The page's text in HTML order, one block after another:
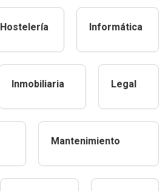
Hostelería Informática
Inmobiliaria Legal
Mantenimiento